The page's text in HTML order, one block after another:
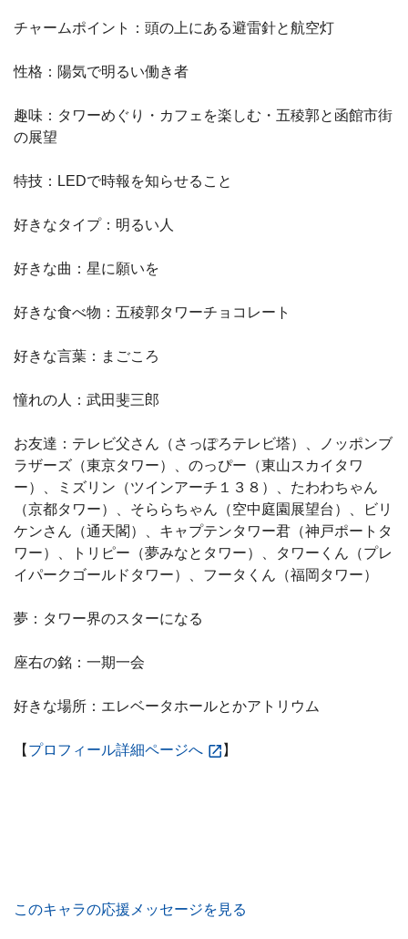
チャームポイント：頭の上にある避雷針と航空灯
性格：陽気で明るい働き者
趣味：タワーめぐり・カフェを楽しむ・五稜郭と函館市街
の展望
特技：LEDで時報を知らせること
好きなタイプ：明るい人
好きな曲：星に願いを
好きな食べ物：五稜郭タワーチョコレート
好きな言葉：まごころ
憧れの人：武田斐三郎
お友達：テレビ父さん（さっぽろテレビ塔）、ノッポンブ
ラザーズ（東京タワー）、のっぴー（東山スカイタワ
ー）、ミズリン（ツインアーチ１３８）、たわわちゃん
（京都タワー）、そららちゃん（空中庭園展望台）、ビリ
ケンさん（通天閣）、キャプテンタワー君（神戸ポートタ
ワー）、トリピー（夢みなとタワー）、タワーくん（プレ
イパークゴールドタワー）、フータくん（福岡タワー）
夢：タワー界のスターになる
座右の銘：一期一会
好きな場所：エレベータホールとかアトリウム
【 プロフィール詳細ページへ 】
このキャラの応援メッセージを見る